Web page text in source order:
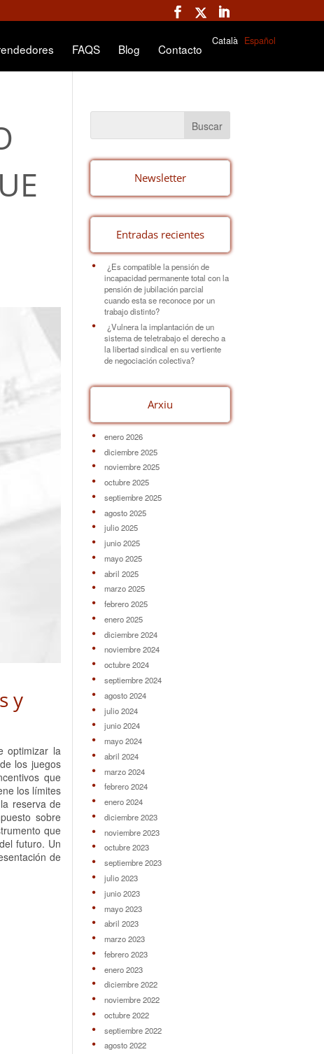
FAQS Blog Contacto
Català Español
y
optimizar la
los juegos
que
los límites
reserva de
sobre
que
futuro. Un
de
Newsletter
Entradas recientes
¿Es compatible la pensión de
incapacidad permanente total con la
pensión de jubilación parcial
cuando esta se reconoce por un
trabajo distinto?
¿Vulnera la implantación de un
sistema de teletrabajo el derecho a
la libertad sindical en su vertiente
de negociación colectiva?
Arxiu
enero 2026
diciembre 2025
noviembre 2025
octubre 2025
septiembre 2025
agosto 2025
julio 2025
junio 2025
mayo 2025
abril 2025
marzo 2025
febrero 2025
enero 2025
diciembre 2024
noviembre 2024
octubre 2024
septiembre 2024
agosto 2024
julio 2024
junio 2024
mayo 2024
abril 2024
marzo 2024
febrero 2024
enero 2024
diciembre 2023
noviembre 2023
octubre 2023
septiembre 2023
julio 2023
junio 2023
mayo 2023
abril 2023
marzo 2023
febrero 2023
enero 2023
diciembre 2022
noviembre 2022
octubre 2022
septiembre 2022
agosto 2022